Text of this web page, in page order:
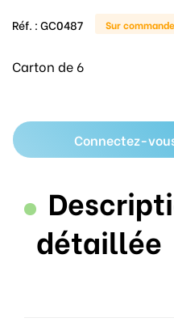
Réf. :GC0487 Sur commande
Carton de 6
Connectez-
détaillée